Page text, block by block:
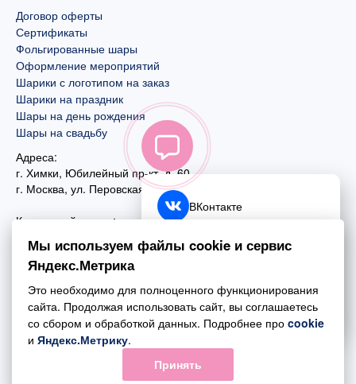
Договор оферты
Сертификаты
Фольгированные шары
Оформление мероприятий
Шарики с логотипом на заказ
Шарики на праздник
Шары на день рождения
Шары на свадьбу
Адреса:
г. Химки, Юбилейный пр-кт, д. 60
г. Москва, ул. Перовская, д. 59
Контактный номер:
+7 (495) 970-44-75
Почта:
mail@esta-fiesta.ru
Режим работы интернет-магазина:
ПН-ВС с 09:00 до 21:00
ВКонтакте
Telegram
Обратный звонок
Мы используем файлы cookie и сервис
Яндекс.Метрика
Это необходимо для полноценного функционирования
сайта. Продолжая использовать сайт, вы соглашаетесь
со сбором и обработкой данных. Подробнее про cookie
и Яндекс.Метрику.
Принять